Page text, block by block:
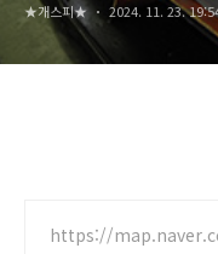
★개스피★ 2024. 11. 23.
https://